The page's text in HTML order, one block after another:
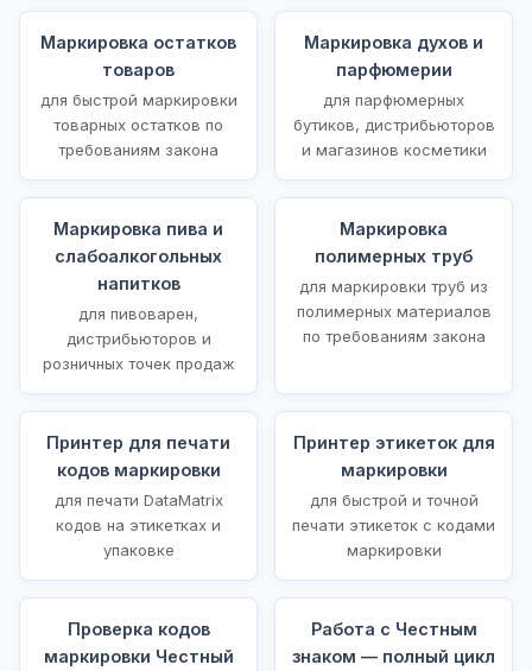
Маркировка остатков
товаров
для быстрой маркировки
товарных остатков по
требованиям закона
Маркировка духов и
парфюмерии
для парфюмерных
бутиков, дистрибьюторов
и магазинов косметики
Маркировка пива и
слабоалкогольных
напитков
для пивоварен,
дистрибьюторов и
розничных точек продаж
Маркировка
полимерных труб
для маркировки труб из
полимерных материалов
по требованиям закона
Принтер для печати
кодов маркировки
для печати DataMatrix
кодов на этикетках и
упаковке
Принтер этикеток для
маркировки
для быстрой и точной
печати этикеток с кодами
маркировки
Проверка кодов
маркировки Честный
Работа с Честным
знаком — полный цикл